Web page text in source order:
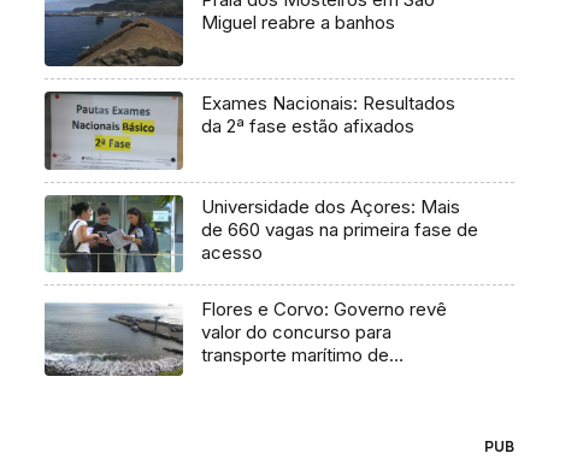
Miguel reabre a banhos
Exames Nacionais: Resultados
da 2ª fase estão afixados
Universidade dos Açores: Mais
de 660 vagas na primeira fase de
acesso
Flores e Corvo: Governo revê
valor do concurso para
transporte marítimo de
PUB